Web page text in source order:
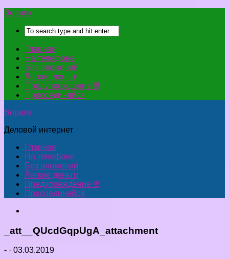
Верняк
Главная
На телефоне
Без вложений
Легкие деньги
Предупреждение !!!
Присоединяйся
Верняк
Деловой интернет
Главная
На телефоне
Без вложений
Легкие деньги
Предупреждение !!!
Присоединяйся
_att__QUcdGqpUgA_attachment
- · 03.03.2019